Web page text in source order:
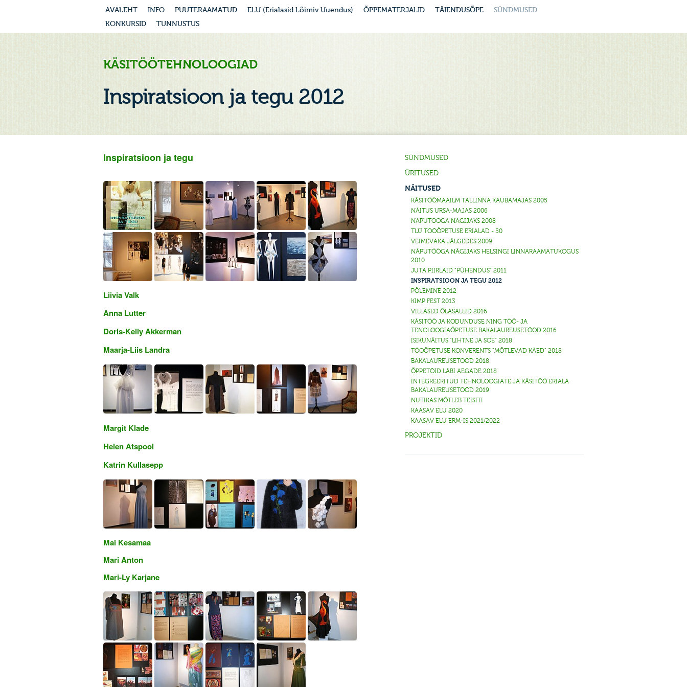
AVALEHT INFO PUUTERAAMATUD ELU (Erialasid Lõimiv Uuendus) ÕPPEMATERJALID TÄIENDUSÕPE
SÜNDMUSED
KONKURSID
TUNNUSTUS
KÄSITÖÖTEHNOLOOGIAD
Inspiratsioon ja tegu 2012
Inspiratsioon ja tegu
Liivia Valk
Anna Lutter
Doris-Kelly Akkerman
Maarja-Liis Landra
Margit Klade
Helen Atspool
Katrin Kullasepp
Mai Kesamaa
Mari Anton
Mari-Ly Karjane
SÜNDMUSED
ÜRITUSED
NÄITUSED
KÄSITÖÖMAAILM TALLINNA KAUBAMAJAS 2005
NÄITUS URSA-MAJAS 2006
NÄPUTÖÖGA NÄGIJAKS 2008
TLÜ TÖÖÕPETUSE ERIALAD - 50
VEIMEVAKA JÄLGEDES 2009
NÄPUTÖÖGA NÄGIJAKS HELSINGI LINNARAAMATUKOGUS
2010
JUTA PIIRLAID "PÜHENDUS" 2011
INSPIRATSIOON JA TEGU 2012
PÕLEMINE 2012
KIMP FEST 2013
VILLASED ÕLASALLID 2016
KÄSITÖÖ JA KODUNDUSE NING TÖÖ- JA
TENOLOOGIAÕPETUSE BAKALAUREUSETÖÖD 2016
ISIKUNÄITUS "LIHTNE JA SOE" 2018
TÖÖÕPETUSE KONVERENTS "MÕTLEVAD KÄED" 2018
BAKALAUREUSETÖÖD 2018
ÕPPETÖID LÄBI AEGADE 2018
INTEGREERITUD TEHNOLOOGIATE JA KÄSITÖÖ ERIALA
BAKALAUREUSETÖÖD 2019
NUTIKAS MÕTLEB TEISITI
KAASAV ELU 2020
KAASAV ELU ERM-IS 2021/2022
PROJEKTID